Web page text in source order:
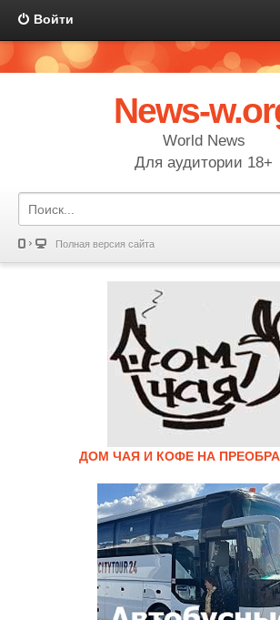
Войти
News-
World News
Для аудитории 18+
Полная версия сайта
ДОМ ЧАЯ И КОФЕ НА